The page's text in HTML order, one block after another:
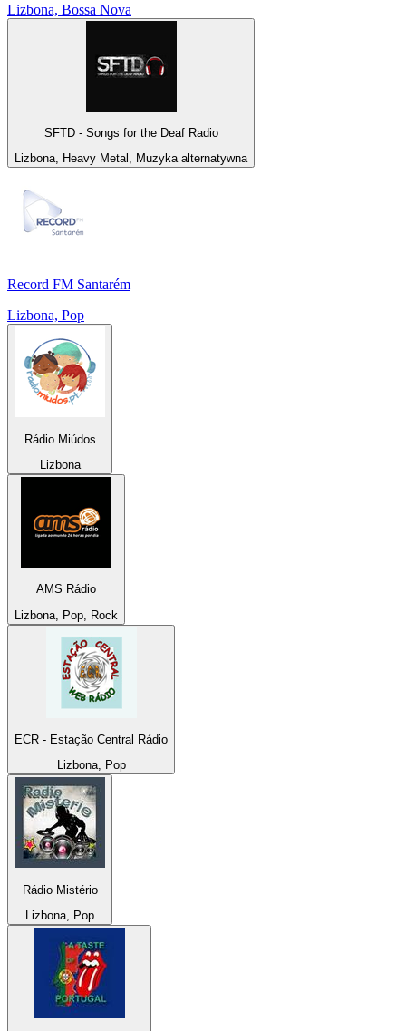
Lizbona, Bossa Nova
SFTD - Songs for the Deaf Radio
Lizbona, Heavy Metal, Muzyka alternatywna
Record FM Santarém
Lizbona, Pop
Rádio Miúdos
Lizbona
AMS Rádio
Lizbona, Pop, Rock
ECR - Estação Central Rádio
Lizbona, Pop
Rádio Mistério
Lizbona, Pop